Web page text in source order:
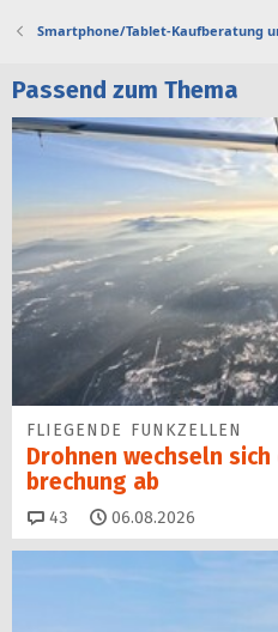
Smartphone/Tablet-Kaufberatung
Passend zum Thema
FLIEGENDE FUNKZELLEN
Drohnen wechseln
brechung ab
43 Kommentare
06.08.2026